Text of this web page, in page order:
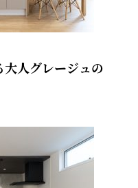
大人グレージュの